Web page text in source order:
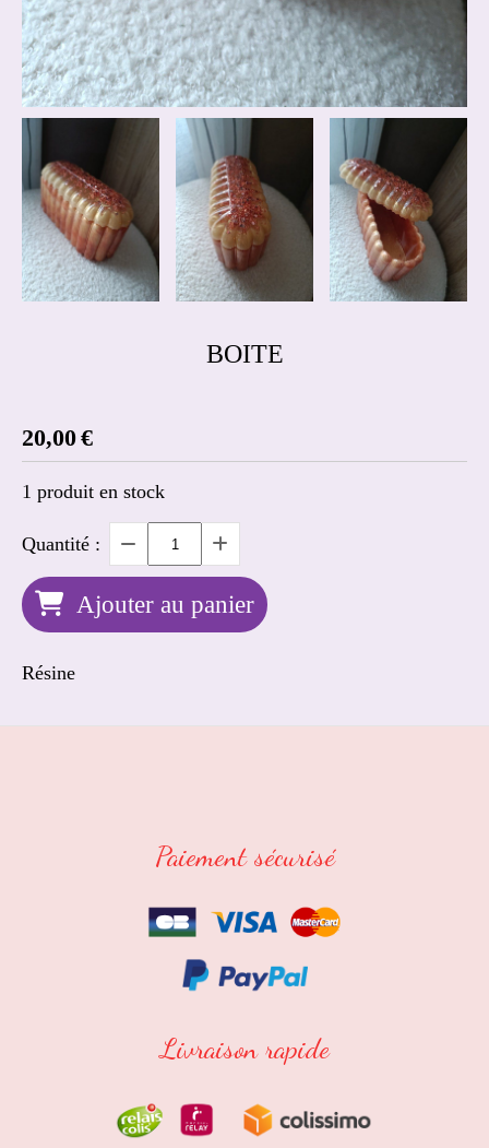
BOITE
20,00€
1 produit en stock
Quantité :
Ajouter au panier
Résine
Paiement sécurisé
Livraison rapide